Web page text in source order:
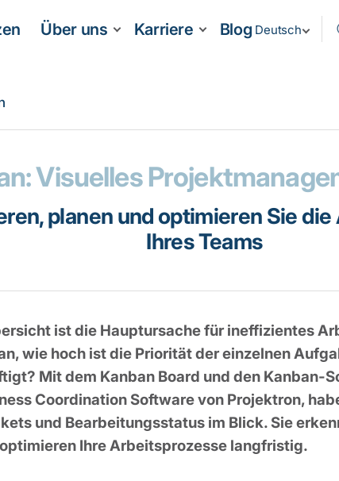
Deutsch
Über uns Karriere Blog
Visuelles
planen und optimieren Sie
Ihres Teams
ist die Hauptursache für ineffizientes
wie hoch ist die Priorität der einzelnen
Mit dem Kanban Board und den Kanban-
Coordination Software von Projektron,
und Bearbeitungsstatus im Blick. Sie
Ihre Arbeitsprozesse langfristig.